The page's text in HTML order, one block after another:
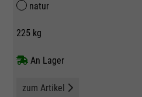
natur
225 kg
An Lager
zum Artikel